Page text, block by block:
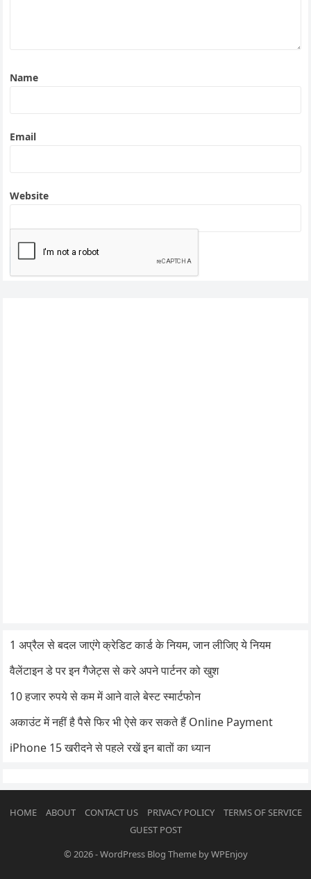
Name
Email
Website
1 अप्रैल से बदल जाएंगे क्रेडिट कार्ड के नियम, जान लीजिए ये नियम
वैलेंटाइन डे पर इन गैजेट्स से करे अपने पार्टनर को खुश
10 हजार रुपये से कम में आने वाले बेस्ट स्मार्टफोन
अकाउंट में नहीं है पैसे फिर भी ऐसे कर सकते हैं Online Payment
iPhone 15 खरीदने से पहले रखें इन बातों का ध्यान
HOME ABOUT CONTACT US PRIVACY POLICY
TERMS OF SERVICE
GUEST POST
© 2026-WordPress Blog ThemebyWPEnjoy